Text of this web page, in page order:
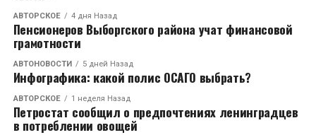
АВТОРСКОЕ 4 дня Назад
Пенсионеров Выборгского района учат финансовой
грамотности
АВТОНОВОСТИ 5 дней Назад
Инфографика: какой полис ОСАГО выбрать?
АВТОРСКОЕ 1 неделя Назад
Петростат сообщил о предпочтениях ленинградцев
в потреблении овощей